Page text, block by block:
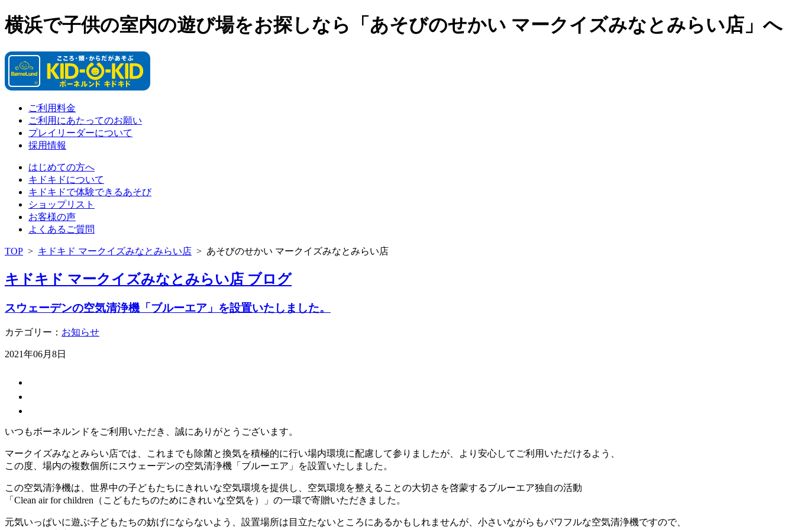
横浜で子供の室内の遊び場をお探しなら「あそびのせかい マークイズみなとみらい店」へ
ご利用料金
ご利用にあたってのお願い
プレイリーダーについて
採用情報
はじめての方へ
キドキドについて
キドキドで体験できるあそび
ショップリスト
お客様の声
よくあるご質問
TOP > キドキド マークイズみなとみらい店 > あそびのせかい マークイズみなとみらい店
キドキド マークイズみなとみらい店 ブログ
スウェーデンの空気清浄機「ブルーエア」を設置いたしました。
カテゴリー： お知らせ
2021年06月8日
いつもボーネルンドをご利用いただき、誠にありがとうございます。
マークイズみなとみらい店では、これまでも除菌と換気を積極的に行い場内環境に配慮して参りましたが、より安心してご利用いただけるよう、
この度、場内の複数個所にスウェーデンの空気清浄機「ブルーエア」を設置いたしました。
この空気清浄機は、世界中の子どもたちにきれいな空気環境を提供し、空気環境を整えることの大切さを啓蒙するブルーエア独自の活動
「Clean air for children（こどもたちのためにきれいな空気を）」の一環で寄贈いただきました。
元気いっぱいに遊ぶ子どもたちの妨げにならないよう、設置場所は目立たないところにあるかもしれませんが、小さいながらもパワフルな空気清浄機ですので、